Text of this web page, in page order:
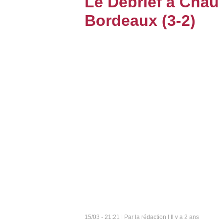
Bordeaux (3-2)
15/03 - 21:21 | Par la rédaction | Il y a 2 ans